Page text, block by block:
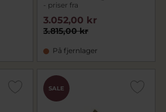
- priser fra
3.815,00 kr
3.052,00 kr
På fjernlager
SALE